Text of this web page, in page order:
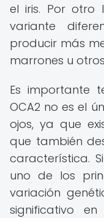
el iris. Por otro
variante
producir más
marrones u
Es importante
OCA2 no es el
ojos, ya que
que también
característica.
uno de los
variación
significativo